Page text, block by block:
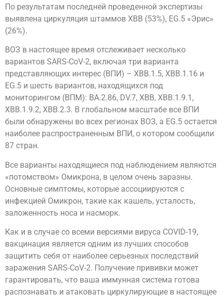
По результатам последней проведенной экспертизы
выявлена циркуляция штаммов XBB (53%), EG.5 «Эрис»
(26%).
ВОЗ в настоящее время отслеживает несколько
вариантов SARS-CoV-2, включая три варианта
представляющих интерес (ВПИ) – XBB.1.5, XBB.1.16 и
EG.5 и шесть вариантов, находящихся под
мониторингом (ВПМ): BA.2.86, DV.7, XBB, XBB.1.9.1,
XBB.1.9.2, XBB.2.3. В глобальном масштабе все ВПИ
были обнаружены во всех регионах ВОЗ, а EG.5 остается
наиболее распространенным ВПИ, о котором сообщили
87 стран.
Все варианты находящиеся под наблюдением являются
«потомством» Омикрона, в целом очень заразны.
Основные симптомы, которые ассоциируются с
инфекцией Омикрон, такие как кашель, усталость,
заложенность носа и насморк.
Как и в случае со всеми версиями вируса COVID-19,
вакцинация является одним из лучших способов
защитить себя от наиболее серьезных последствий
заражения SARS-CoV-2. Получение прививки может
гарантировать, что ваша иммунная система готова
распознавать и атаковать циркулирующие в настоящее